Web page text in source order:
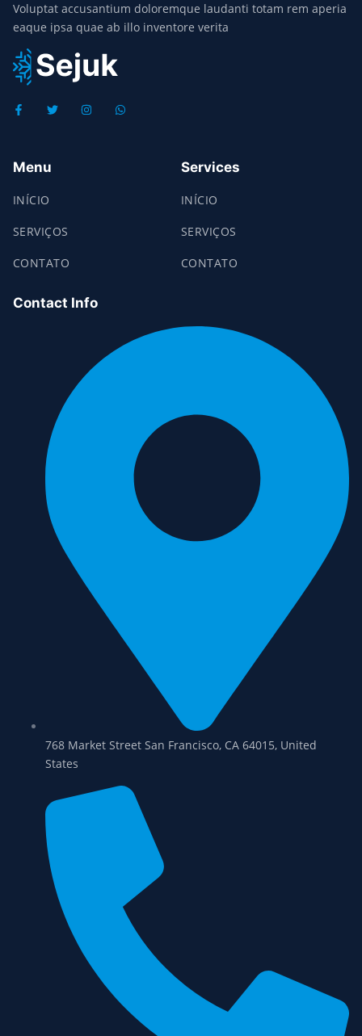
Voluptat accusantium doloremque laudanti totam rem aperia
eaque ipsa quae ab illo inventore verita
Menu
INÍCIO
SERVIÇOS
CONTATO
Services
INÍCIO
SERVIÇOS
CONTATO
Contact Info
768 Market Street San Francisco, CA 64015, United
States